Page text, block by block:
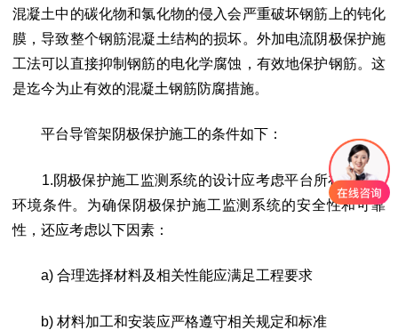
混凝土中的碳化物和氯化物的侵入会严重破坏钢筋上的钝化
膜，导致整个钢筋混凝土结构的损坏。外加电流阴极保护施
工法可以直接抑制钢筋的电化学腐蚀，有效地保护钢筋。这
是迄今为止有效的混凝土钢筋防腐措施。
平台导管架阴极保护施工的条件如下：
1.阴极保护施工监测系统的设计应考虑平台所在海域的
环境条件。为确保阴极保护施工监测系统的安全性和可靠
性，还应考虑以下因素：
a) 合理选择材料及相关性能应满足工程要求
b) 材料加工和安装应严格遵守相关规定和标准